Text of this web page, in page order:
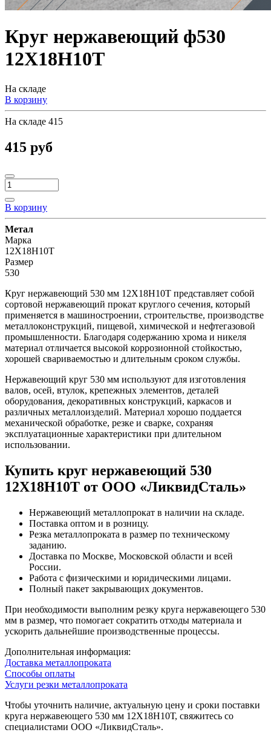
Круг нержавеющий ф530
12Х18Н10Т
На складе
В корзину
На складе 415
415 руб
В корзину
Метал
Марка
12Х18Н10Т
Размер
530
Круг нержавеющий 530 мм 12Х18Н10Т представляет собой
сортовой нержавеющий прокат круглого сечения, который
применяется в машиностроении, строительстве, производстве
металлоконструкций, пищевой, химической и нефтегазовой
промышленности. Благодаря содержанию хрома и никеля
материал отличается высокой коррозионной стойкостью,
хорошей свариваемостью и длительным сроком службы.
Нержавеющий круг 530 мм используют для изготовления
валов, осей, втулок, крепежных элементов, деталей
оборудования, декоративных конструкций, каркасов и
различных металлоизделий. Материал хорошо поддается
механической обработке, резке и сварке, сохраняя
эксплуатационные характеристики при длительном
использовании.
Купить круг нержавеющий 530
12Х18Н10Т от ООО «ЛиквидСталь»
Нержавеющий металлопрокат в наличии на складе.
Поставка оптом и в розницу.
Резка металлопроката в размер по техническому
заданию.
Доставка по Москве, Московской области и всей
России.
Работа с физическими и юридическими лицами.
Полный пакет закрывающих документов.
При необходимости выполним резку круга нержавеющего 530
мм в размер, что помогает сократить отходы материала и
ускорить дальнейшие производственные процессы.
Дополнительная информация:
Доставка металлопроката
Способы оплаты
Услуги резки металлопроката
Чтобы уточнить наличие, актуальную цену и сроки поставки
круга нержавеющего 530 мм 12Х18Н10Т, свяжитесь со
специалистами ООО «ЛиквидСталь».